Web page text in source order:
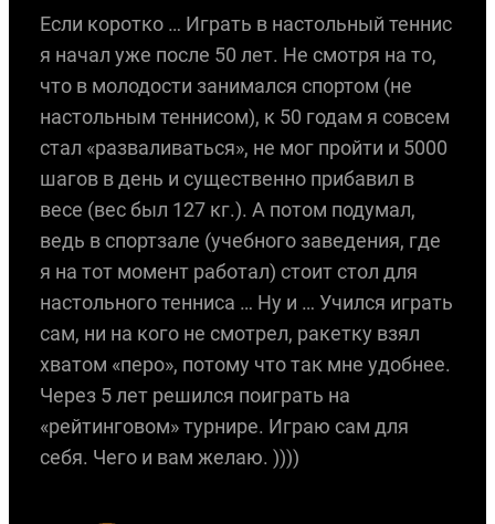
Если коротко … Играть в настольный теннис
я начал уже после 50 лет. Не смотря на то,
что в молодости занимался спортом (не
настольным теннисом), к 50 годам я совсем
стал «разваливаться», не мог пройти и 5000
шагов в день и существенно прибавил в
весе (вес был 127 кг.). А потом подумал,
ведь в спортзале (учебного заведения, где
я на тот момент работал) стоит стол для
настольного тенниса … Ну и … Учился играть
сам, ни на кого не смотрел, ракетку взял
хватом «перо», потому что так мне удобнее.
Через 5 лет решился поиграть на
«рейтинговом» турнире. Играю сам для
себя. Чего и вам желаю. ))))